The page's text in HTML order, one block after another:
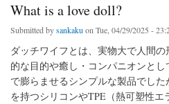
What is a love doll?
Submitted bysankaku on Tue, 04/29/2025 -
ダッチワイフとは、実物大で人間
的な目的や癒し・コンパニオンと
で膨らませるシンプルな製品でし
を持つシリコンやTPE（熱可塑性エ